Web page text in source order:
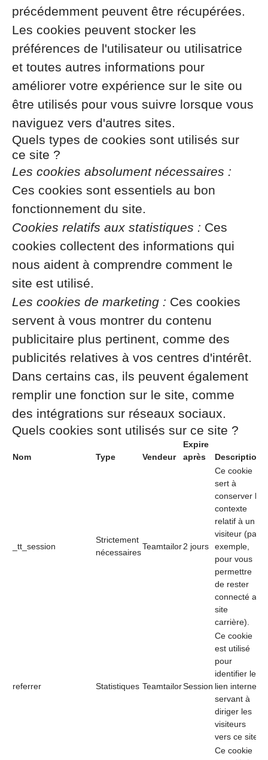
précédemment peuvent être récupérées.
Les cookies peuvent stocker les
préférences de l'utilisateur ou utilisatrice
et toutes autres informations pour
améliorer votre expérience sur le site ou
être utilisés pour vous suivre lorsque vous
naviguez vers d'autres sites.
Quels types de cookies sont utilisés sur
ce site ?
Les cookies absolument nécessaires :
Ces cookies sont essentiels au bon
fonctionnement du site.
Cookies relatifs aux statistiques : Ces
cookies collectent des informations qui
nous aident à comprendre comment le
site est utilisé.
Les cookies de marketing : Ces cookies
servent à vous montrer du contenu
publicitaire plus pertinent, comme des
publicités relatives à vos centres d'intérêt.
Dans certains cas, ils peuvent également
remplir une fonction sur le site, comme
des intégrations sur réseaux sociaux.
Quels cookies sont utilisés sur ce site ?
Nom Type Vendeur
Expire
après
Description
_tt_session
Strictement
nécessaires
Teamtailor2 jours
Ce cookie
sert à
conserver le
contexte
relatif à un
visiteur (par
exemple,
pour vous
permettre
de rester
connecté au
site
carrière).
referrer Statistiques TeamtailorSession
Ce cookie
est utilisé
pour
identifier le
lien internet
servant à
diriger les
visiteurs
vers ce site.
Ce cookie